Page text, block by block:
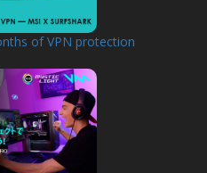
of VPN protection